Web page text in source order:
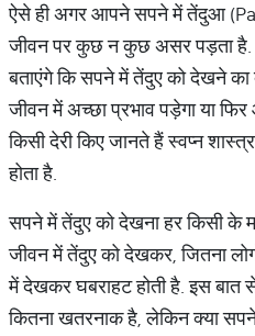
ऐसे ही अगर आपने सपने में तेंदुआ
जीवन पर कुछ न कुछ असर पड़ता
बताएंगे कि सपने में तेंदुए को देखने
जीवन में अच्छा प्रभाव पड़ेगा या
किसी देरी किए जानते हैं स्वप्न
होता है.
सपने में तेंदुए को देखना हर किसी के
जीवन में तेंदुए को देखकर, जितना
में देखकर घबराहट होती है. इस
कितना खतरनाक है, लेकिन क्या